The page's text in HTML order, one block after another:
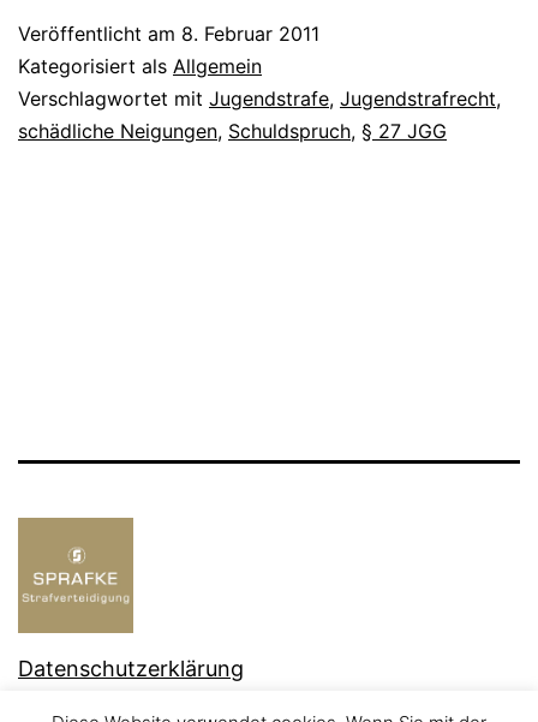
Veröffentlicht am 8. Februar 2011
Kategorisiert als Allgemein
Verschlagwortet mit Jugendstrafe, Jugendstrafrecht,
schädliche Neigungen, Schuldspruch, § 27 JGG
Datenschutzerklärung